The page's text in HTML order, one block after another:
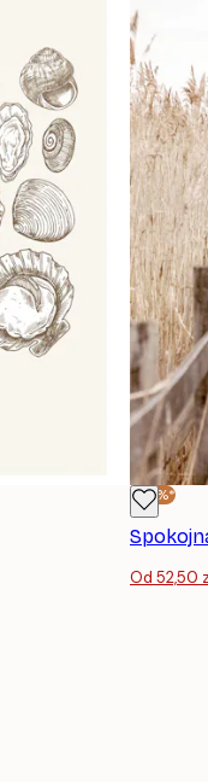
-30%*
Od 52,50